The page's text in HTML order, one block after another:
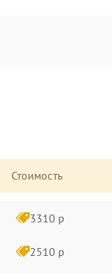
Стоимость
3310 р
2510 р